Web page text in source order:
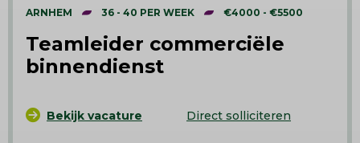
ARNHEM 36 - 40 PER WEEK €4000 - €5500
Teamleider commerciële
binnendienst
Bekijk vacature Direct solliciteren